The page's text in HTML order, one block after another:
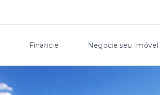
Financie Negocie seu Imóvel